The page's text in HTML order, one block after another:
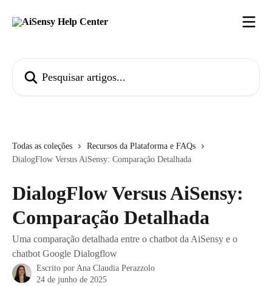
Todas as coleções
Recursos da Plataforma e FAQs
DialogFlow Versus AiSensy: Comparação Detalhada
DialogFlow Versus AiSensy:
Comparação Detalhada
Uma comparação detalhada entre o chatbot da AiSensy e o
chatbot Google Dialogflow
Escrito por Ana Claudia Perazzolo
24 de junho de 2025